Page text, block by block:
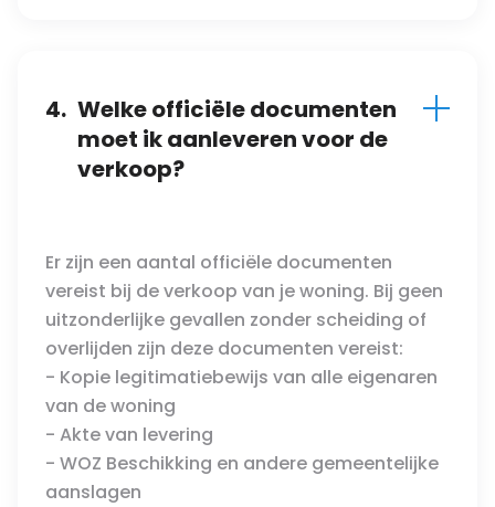
4. Welke officiële documenten
moet ik aanleveren voor de
verkoop?
Er zijn een aantal officiële documenten
vereist bij de verkoop van je woning. Bij geen
uitzonderlijke gevallen zonder scheiding of
overlijden zijn deze documenten vereist:
- Kopie legitimatiebewijs van alle eigenaren
van de woning
- Akte van levering
- WOZ Beschikking en andere gemeentelijke
aanslagen